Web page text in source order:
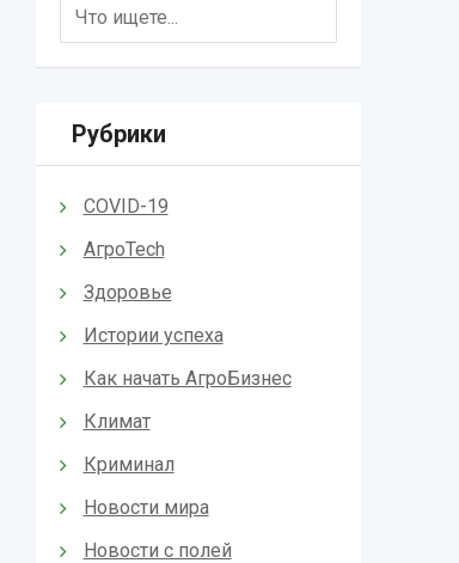
Рубрики
COVID-19
АгроTech
Здоровье
Истории успеха
Как начать АгроБизнес
Климат
Криминал
Новости мира
Новости с полей